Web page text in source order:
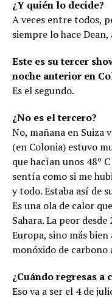
¿Y quién lo decide?
A veces entre todos,
siempre lo hace
Este es su tercer
noche anterior en
Es el segundo.
¿No es el tercero?
No, mañana en Suiza
(en Colonia) estuvo
que hacían unos 48º
sentía como si me
y todo. Estaba así de
Es una ola de calor
Sahara. La peor
Europa, sino más
monóxido de carbono
¿Cuándo regresas a
Eso va a ser el 4 de